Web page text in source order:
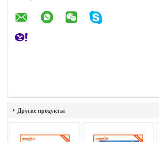
Другие продукты